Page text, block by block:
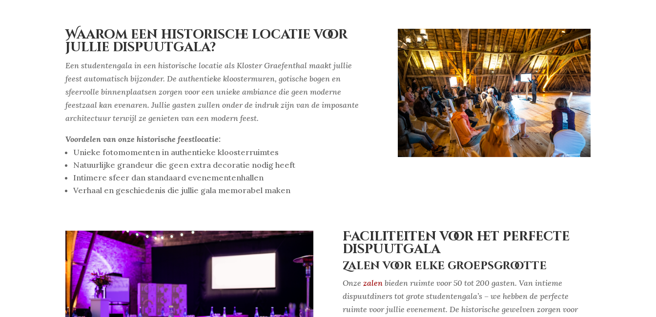
Waarom een historische locatie voor
jullie dispuutgala?
Een studentengala in een historische locatie als Kloster Graefenthal maakt jullie
feest automatisch bijzonder. De authentieke kloostermuren, gotische bogen en
sfeervolle binnenplaatsen zorgen voor een unieke ambiance die geen moderne
feestzaal kan evenaren. Jullie gasten zullen onder de indruk zijn van de imposante
architectuur terwijl ze genieten van een modern feest.
Voordelen van onze historische feestlocatie:
Unieke fotomomenten in authentieke kloosterruimtes
Natuurlijke grandeur die geen extra decoratie nodig heeft
Intimere sfeer dan standaard evenementenhallen
Verhaal en geschiedenis die jullie gala memorabel maken
Faciliteiten voor het perfecte
dispuutgala
Zalen voor elke groepsgrootte
Onze zalenbieden ruimte voor 50 tot 200 gasten. Van intieme
dispuutdiners tot grote studentengala’s – we hebben de perfecte
ruimte voor jullie evenement. De historische gewelven zorgen voor